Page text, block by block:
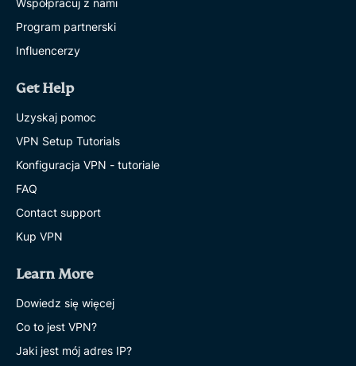
Program partnerski
Influencerzy
Get Help
Uzyskaj pomoc
VPN Setup Tutorials
Konfiguracja VPN - tutoriale
FAQ
Contact support
Kup VPN
Learn More
Dowiedz się więcej
Co to jest VPN?
Jaki jest mój adres IP?